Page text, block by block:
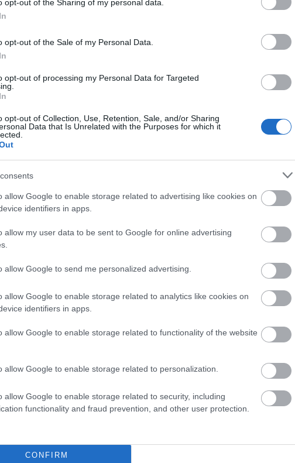
opt-out of the Sharing of my personal data.
opt-out of the Sale of my Personal Data.
opt-out of processing my Personal Data for Targeted
opt-out of Collection, Use, Retention, Sale, and/or Sharing
Data that Is Unrelated with the Purposes for which it
allow Google to enable storage related to advertising like cookies on
identifiers in apps.
allow my user data to be sent to Google for online advertising
allow Google to send me personalized advertising.
allow Google to enable storage related to analytics like cookies on
identifiers in apps.
allow Google to enable storage related to functionality of the website
allow Google to enable storage related to personalization.
allow Google to enable storage related to security, including
functionality and fraud prevention, and other user protection.
CONFIRM
választások idején egyre kíváncsibban figyeljük, tudnak-
VÁLASZTÁS
HATALMI ÉRDEKBŐL RÚGNA A TANULATLANOKBA
A JOBBIK
A tavaszi és az őszi parlamenti ülésszak közötti
választásig, remek alkalom a pártoknak, hogy rendezzék
soraikat. És arra is, hogy bedobjanak olyan...
VÁLASZTÁS JOBBIK
CENZUS
ZÖLD EP-KÉPVISELŐ MERKELRŐL ÉS A
VÁLASZTÁSRÓL
Egy sereg végigszorongott választás után Európa újabb
NYERŐTÉR
Ide